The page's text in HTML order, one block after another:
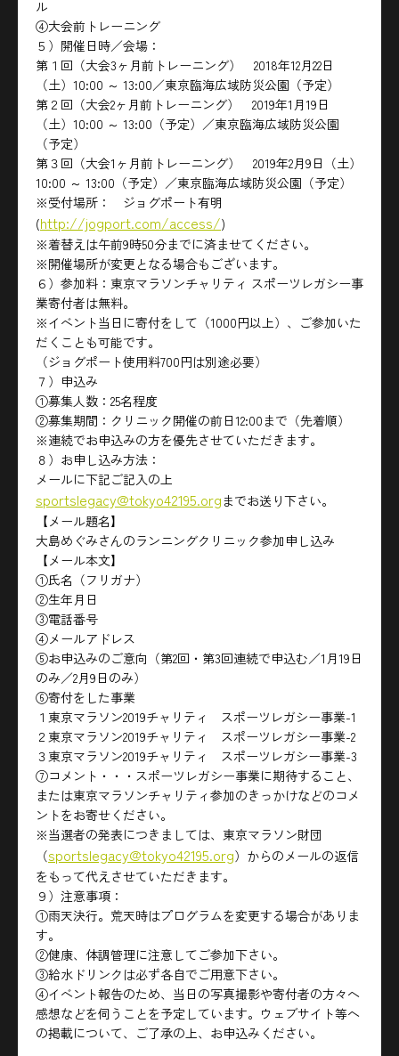
ル
④大会前トレーニング
５）開催日時／会場：
第１回（大会3ヶ月前トレーニング） 2018年12月22日
（土）10:00 ～ 13:00／東京臨海広域防災公園（予定）
第２回（大会2ヶ月前トレーニング） 2019年1月19日
（土）10:00 ～ 13:00（予定）／東京臨海広域防災公園
（予定）
第３回（大会1ヶ月前トレーニング） 2019年2月9日（土）
10:00 ～ 13:00（予定）／東京臨海広域防災公園（予定）
※受付場所： ジョグポート有明
(http://jogport.com/access/)
※着替えは午前9時50分までに済ませてください。
※開催場所が変更となる場合もございます。
６）参加料：東京マラソンチャリティ スポーツレガシー事
業寄付者は無料。
※イベント当日に寄付をして（1000円以上）、ご参加いた
だくことも可能です。
（ジョグポート使用料700円は別途必要）
７）申込み
①募集人数：25名程度
②募集期間：クリニック開催の前日12:00まで（先着順）
※連続でお申込みの方を優先させていただきます。
８）お申し込み方法：
メールに下記ご記入の上
sportslegacy@tokyo42195.orgまでお送り下さい。
【メール題名】
大島めぐみさんのランニングクリニック参加申し込み
【メール本文】
①氏名（フリガナ）
②生年月日
③電話番号
④メールアドレス
⑤お申込みのご意向（第2回・第3回連続で申込む／1月19日
のみ／2月9日のみ）
⑥寄付をした事業
１東京マラソン2019チャリティ スポーツレガシー事業-1
２東京マラソン2019チャリティ スポーツレガシー事業-2
３東京マラソン2019チャリティ スポーツレガシー事業-3
⑦コメント・・・スポーツレガシー事業に期待すること、
または東京マラソンチャリティ参加のきっかけなどのコメ
ントをお寄せください。
※当選者の発表につきましては、東京マラソン財団
（sportslegacy@tokyo42195.org）からのメールの返信
をもって代えさせていただきます。
９）注意事項：
①雨天決行。荒天時はプログラムを変更する場合がありま
す。
②健康、体調管理に注意してご参加下さい。
③給水ドリンクは必ず各自でご用意下さい。
④イベント報告のため、当日の写真撮影や寄付者の方々へ
感想などを伺うことを予定しています。ウェブサイト等へ
の掲載について、ご了承の上、お申込みください。